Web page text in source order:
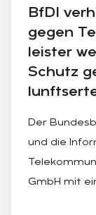
BfDI
ge­gen
leis­ter
Schutz
Der
und die
GmbH mit